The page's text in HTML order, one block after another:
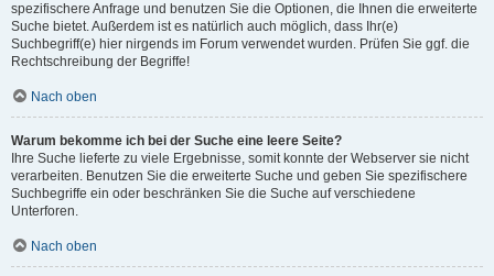
spezifischere Anfrage und benutzen Sie die Optionen, die Ihnen die erweiterte
Suche bietet. Außerdem ist es natürlich auch möglich, dass Ihr(e)
Suchbegriff(e) hier nirgends im Forum verwendet wurden. Prüfen Sie ggf. die
Rechtschreibung der Begriffe!
Nach oben
Warum bekomme ich bei der Suche eine leere Seite?
Ihre Suche lieferte zu viele Ergebnisse, somit konnte der Webserver sie nicht
verarbeiten. Benutzen Sie die erweiterte Suche und geben Sie spezifischere
Suchbegriffe ein oder beschränken Sie die Suche auf verschiedene
Unterforen.
Nach oben